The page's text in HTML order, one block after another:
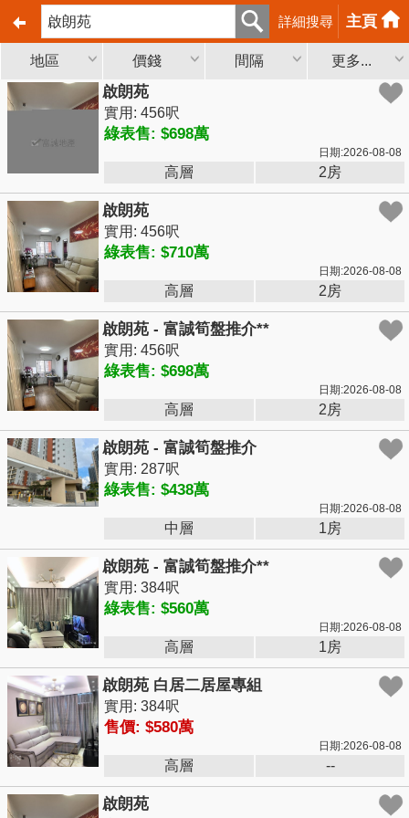
詳細搜尋 主頁
地區 價錢 間隔 更多...
啟朗苑
實用: 456呎
綠表售: $698萬
日期:2026-08-08
高層 2房
啟朗苑
實用: 456呎
綠表售: $710萬
日期:2026-08-08
高層 2房
啟朗苑 - 富誠筍盤推介**
實用: 456呎
綠表售: $698萬
日期:2026-08-08
高層 2房
啟朗苑 - 富誠筍盤推介
實用: 287呎
綠表售: $438萬
日期:2026-08-08
中層 1房
啟朗苑 - 富誠筍盤推介**
實用: 384呎
綠表售: $560萬
日期:2026-08-08
高層 1房
啟朗苑 白居二居屋專組
實用: 384呎
售價: $580萬
日期:2026-08-08
高層 --
啟朗苑